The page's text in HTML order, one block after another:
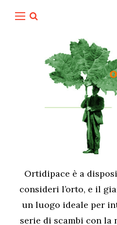
Ortidipace è a
consideri l’orto, e il
un luogo ideale per
serie di scambi con la